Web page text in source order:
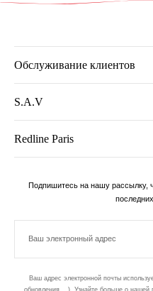
Обслуживание клиентов
S.A.V
Redline Paris
Подпишитесь на нашу
Ваш электронный адрес
Ваш адрес электронной почты